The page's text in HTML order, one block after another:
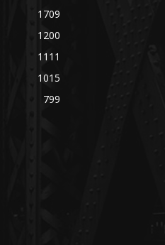
1709
1200
1111
1015
799